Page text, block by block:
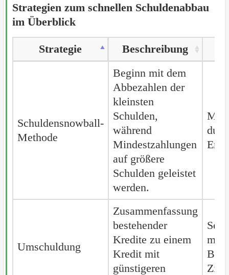
Strategien zum schnellen Schuldenabbau
im Überblick
Strategie
Beschreibung
Beschreibung
Schuldensnowball-
Methode
Beginn mit dem
Abbezahlen der
kleinsten
Schulden,
während
Mindestzahlungen
auf größere
Schulden geleistet
werden.
Umschuldung
Zusammenfassung
bestehender
Kredite zu einem
Kredit mit
günstigeren
Strategie
Schuldensnowball-
Methode
Umschuldung